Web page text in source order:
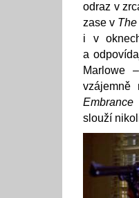
odraz v
zase v
i v
a
Marlowe
Embrance
slouží